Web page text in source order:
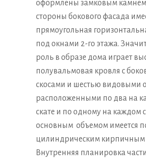
оформлены замковым
стороны бокового фасада
прямоугольная
под окнами 2-го этажа.
роль в образе дома играет
полувальмовая кровля с
скосами и шестью видовыми
расположенными по два на
скате и по одному на каждом
основным объемом имеется
цилиндрическим кирпичным
Внутренняя планировка